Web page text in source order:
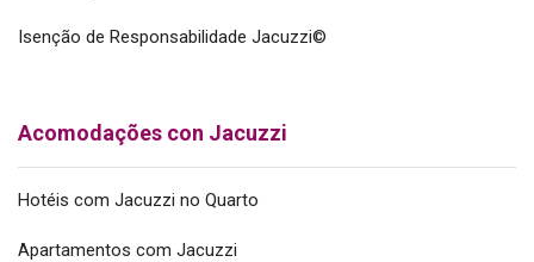
Isenção de Responsabilidade Jacuzzi©
Acomodações con Jacuzzi
Hotéis com Jacuzzi no Quarto
Apartamentos com Jacuzzi